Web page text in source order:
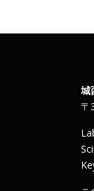
城
〒